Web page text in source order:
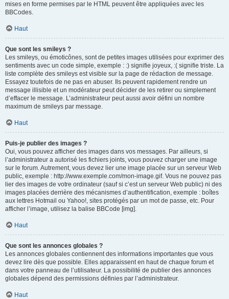
mises en forme permises par le HTML peuvent être appliquées avec les
BBCodes.
Haut
Que sont les smileys ?
Les smileys, ou émoticônes, sont de petites images utilisées pour exprimer des
sentiments avec un code simple, exemple : :) signifie joyeux, :( signifie triste. La
liste complète des smileys est visible sur la page de rédaction de message.
Essayez toutefois de ne pas en abuser. Ils peuvent rapidement rendre un
message illisible et un modérateur peut décider de les retirer ou simplement
d’effacer le message. L’administrateur peut aussi avoir défini un nombre
maximum de smileys par message.
Haut
Puis-je publier des images ?
Oui, vous pouvez afficher des images dans vos messages. Par ailleurs, si
l’administrateur a autorisé les fichiers joints, vous pouvez charger une image
sur le forum. Autrement, vous devez lier une image placée sur un serveur Web
public, exemple : http://www.exemple.com/mon-image.gif. Vous ne pouvez pas
lier des images de votre ordinateur (sauf si c’est un serveur Web public) ni des
images placées derrière des mécanismes d’authentification, exemple : boîtes
aux lettres Hotmail ou Yahoo!, sites protégés par un mot de passe, etc. Pour
afficher l’image, utilisez la balise BBCode [img].
Haut
Que sont les annonces globales ?
Les annonces globales contiennent des informations importantes que vous
devez lire dès que possible. Elles apparaissent en haut de chaque forum et
dans votre panneau de l’utilisateur. La possibilité de publier des annonces
globales dépend des permissions définies par l’administrateur.
Haut